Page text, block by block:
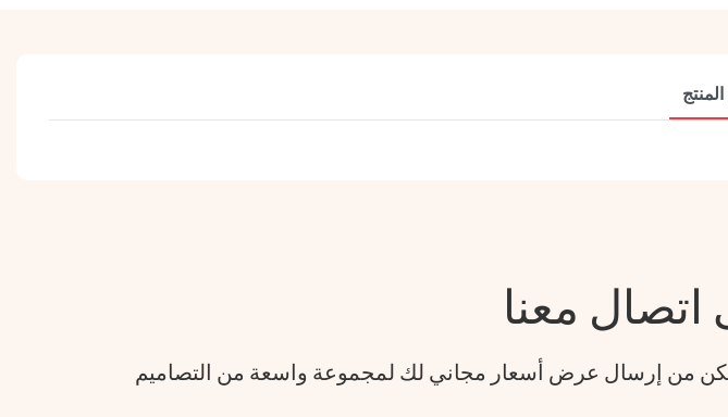
معنا
من إرسال عرض أسعار مجاني لك لمجموعة واسعة من التصاميم